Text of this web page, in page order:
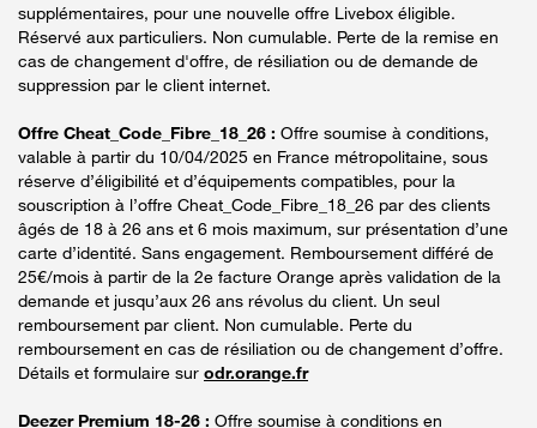
supplémentaires, pour une nouvelle offre Livebox éligible.
Réservé aux particuliers. Non cumulable. Perte de la remise en
cas de changement d'offre, de résiliation ou de demande de
suppression par le client internet.
Offre Cheat_Code_Fibre_18_26 : Offre soumise à conditions,
valable à partir du 10/04/2025 en France métropolitaine, sous
réserve d’éligibilité et d’équipements compatibles, pour la
souscription à l’offre Cheat_Code_Fibre_18_26 par des clients
âgés de 18 à 26 ans et 6 mois maximum, sur présentation d’une
carte d’identité. Sans engagement. Remboursement différé de
25€/mois à partir de la 2e facture Orange après validation de la
demande et jusqu’aux 26 ans révolus du client. Un seul
remboursement par client. Non cumulable. Perte du
remboursement en cas de résiliation ou de changement d’offre.
Détails et formulaire sur odr.orange.fr
Deezer Premium 18-26 : Offre soumise à conditions en